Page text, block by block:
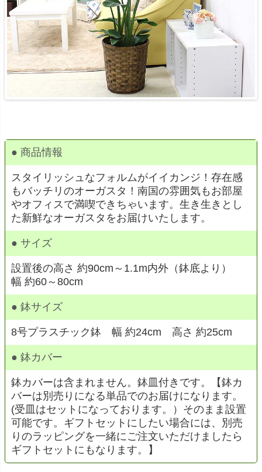
● 商品情報
スタイリッシュなフォルムがイイカンジ！存在感
もバッチリのオーガスタ！南国の雰囲気もお部屋
やオフィスで満喫できちゃいます。生き生きとし
た新鮮なオーガスタをお届けいたします。
● サイズ
設置後の高さ 約90cm～1.1m内外（鉢底より）
幅 約60～80cm
● 鉢サイズ
8号プラスチック鉢 幅 約24cm 高さ 約25cm
● 鉢カバー
鉢カバーは含まれません。鉢皿付きです。【鉢カ
バーは別売りになる単品でのお届けになります。
(受皿はセットになっております。）そのまま設置
可能です。ギフトセットにしたい場合には、別売
りのラッピングを一緒にご注文いただけましたら
ギフトセットにもなります。】